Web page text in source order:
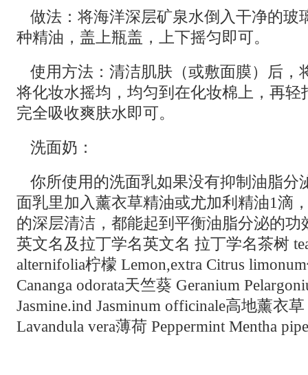
做法：将海洋深层矿泉水倒入干净的玻
种精油，盖上瓶盖，上下摇匀即可。
使用方法：清洁肌肤（或敷面膜）后，
将化妆水摇均，均匀到在化妆棉上，再轻
完全吸收爽肤水即可。
洗面奶：
你所使用的洗面乳如果没有抑制油脂分
面乳里加入薰衣草精油或尤加利精油1滴
的深层清洁，都能起到平衡油脂分泌的功
英文名及拉丁学名英文名 拉丁学名茶树
alternifolia柠檬 Lemon,extra Citrus
Cananga odorata天竺葵 Geranium
Jasmine.ind Jasminum officinale高地薰衣
Lavandula vera薄荷 Peppermint Mentha